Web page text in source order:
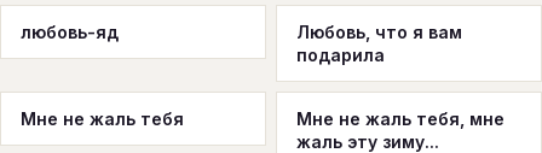
любовь-яд
Любовь, что я вам
подарила
Мне не жаль тебя
Мне не жаль тебя, мне
жаль эту зиму...